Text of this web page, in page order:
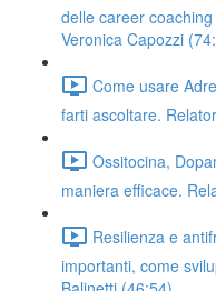
delle career
Veronica Capozzi
Come usare
farti ascoltare.
Ossitocina,
maniera efficace.
Resilienza e
importanti, come